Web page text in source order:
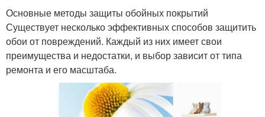
Основные методы защиты обойных покрытий
Существует несколько эффективных способов защитить
обои от повреждений. Каждый из них имеет свои
преимущества и недостатки, и выбор зависит от типа
ремонта и его масштаба.